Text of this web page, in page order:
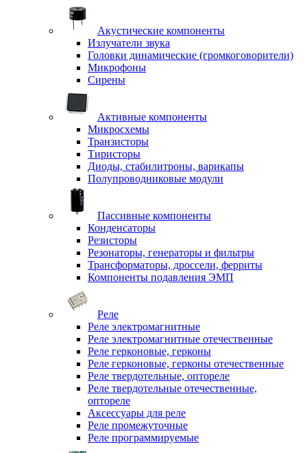
Акустические компоненты
Излучатели звука
Головки динамические (громкоговорители)
Микрофоны
Сирены
Активные компоненты
Микросхемы
Транзисторы
Тиристоры
Диоды, стабилитроны, варикапы
Полупроводниковые модули
Пассивные компоненты
Конденсаторы
Резисторы
Резонаторы, генераторы и фильтры
Трансформаторы, дроссели, ферриты
Компоненты подавления ЭМП
Реле
Реле электромагнитные
Реле электромагнитные отечественные
Реле герконовые, герконы
Реле герконовые, герконы отечественные
Реле твердотельные, оптореле
Реле твердотельные отечественные,
оптореле
Аксессуары для реле
Реле промежуточные
Реле программируемые